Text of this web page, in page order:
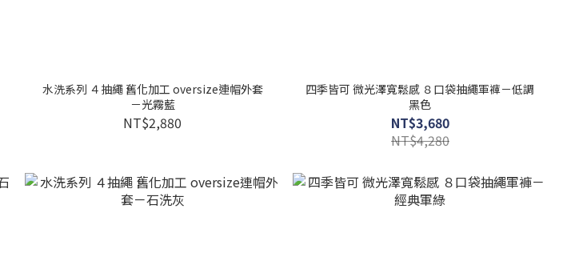
水洗系列 ４抽繩 舊化加工 oversize連帽外套
－光霧藍
NT$2,880
四季皆可 微光澤寬鬆感 ８口袋抽繩軍褲－低調
黑色
NT$3,680
NT$4,280